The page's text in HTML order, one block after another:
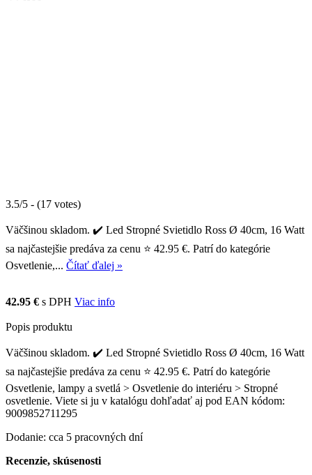
3.5/5 - (17 votes)
Väčšinou skladom. ✔️ Led Stropné Svietidlo Ross Ø 40cm, 16 Watt
sa najčastejšie predáva za cenu ⭐ 42.95 €. Patrí do kategórie
Osvetlenie,... Čítať ďalej »
42.95 € s DPH Viac info
Popis produktu
Väčšinou skladom. ✔️ Led Stropné Svietidlo Ross Ø 40cm, 16 Watt
sa najčastejšie predáva za cenu ⭐ 42.95 €. Patrí do kategórie
Osvetlenie, lampy a svetlá > Osvetlenie do interiéru > Stropné
osvetlenie. Viete si ju v katalógu dohľadať aj pod EAN kódom:
9009852711295
Dodanie: cca 5 pracovných dní
Recenzie, skúsenosti